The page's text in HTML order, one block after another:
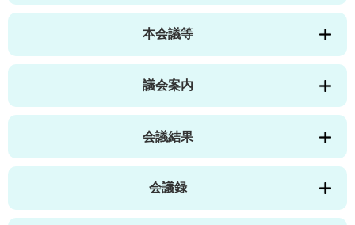
本会議等
議会案内
会議結果
会議録